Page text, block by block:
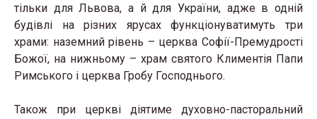
тільки для Львова, а й для України, адже в одній
будівлі на різних ярусах функціонуватимуть три
храми: наземний рівень – церква Софії-Премудрості
Божої, на нижньому – храм святого Климентія Папи
Римського і церква Гробу Господнього.
Також при церкві діятиме духовно-пасторальний